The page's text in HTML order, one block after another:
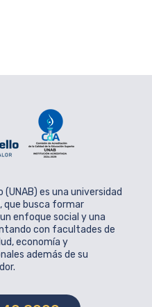
(UNAB) es una universidad
que busca formar
enfoque social y una
con facultades de
economía y
además de su